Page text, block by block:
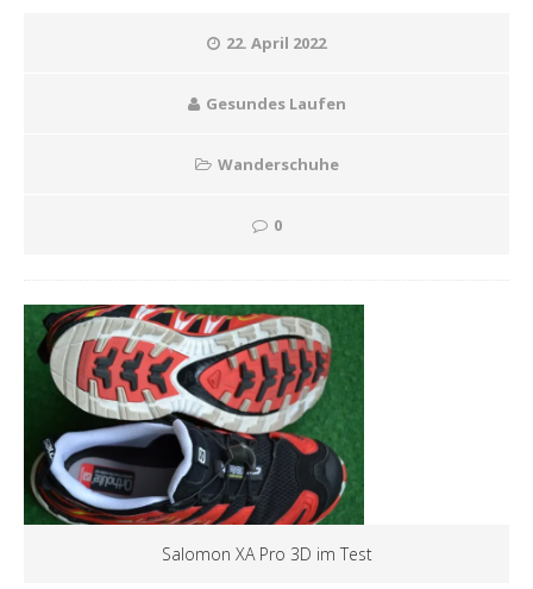
22. April 2022
Gesundes Laufen
Wanderschuhe
0
Salomon XA Pro 3D im Test